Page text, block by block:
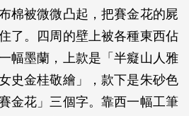
棉被微微凸起，把賽金花的屍
了。四周的壁上被各種東西佔
幅墨蘭，上款是「半癡山人雅
史金桂敬繪」，款下是朱砂色
金花」三個字。靠西一幅工筆